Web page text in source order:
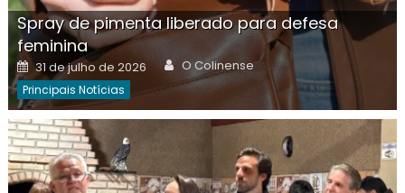
Spray de pimenta liberado para defesa
feminina
Posted
on
31 de julho de 2026 Author
O Colinense
Principais Notícias